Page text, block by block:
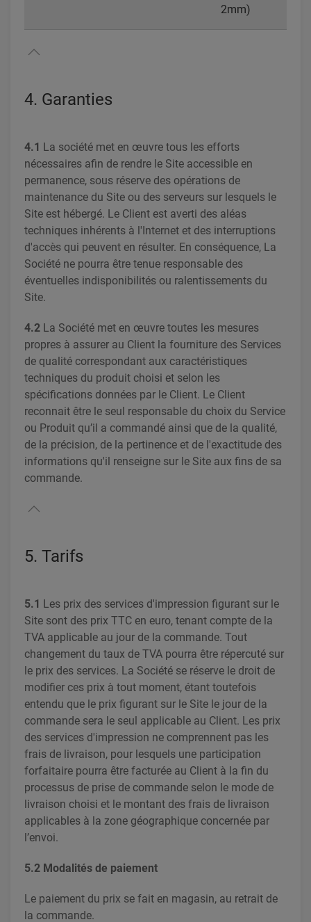
2mm)
4. Garanties
4.1 La société met en œuvre tous les efforts
nécessaires afin de rendre le Site accessible en
permanence, sous réserve des opérations de
maintenance du Site ou des serveurs sur lesquels le
Site est hébergé. Le Client est averti des aléas
techniques inhérents à l'Internet et des interruptions
d'accès qui peuvent en résulter. En conséquence, La
Société ne pourra être tenue responsable des
éventuelles indisponibilités ou ralentissements du
Site.
4.2 La Société met en œuvre toutes les mesures
propres à assurer au Client la fourniture des Services
de qualité correspondant aux caractéristiques
techniques du produit choisi et selon les
spécifications données par le Client. Le Client
reconnait être le seul responsable du choix du Service
ou Produit qu’il a commandé ainsi que de la qualité,
de la précision, de la pertinence et de l'exactitude des
informations qu'il renseigne sur le Site aux fins de sa
commande.
5. Tarifs
5.1 Les prix des services d'impression figurant sur le
Site sont des prix TTC en euro, tenant compte de la
TVA applicable au jour de la commande. Tout
changement du taux de TVA pourra être répercuté sur
le prix des services. La Société se réserve le droit de
modifier ces prix à tout moment, étant toutefois
entendu que le prix figurant sur le Site le jour de la
commande sera le seul applicable au Client. Les prix
des services d'impression ne comprennent pas les
frais de livraison, pour lesquels une participation
forfaitaire pourra être facturée au Client à la fin du
processus de prise de commande selon le mode de
livraison choisi et le montant des frais de livraison
applicables à la zone géographique concernée par
l’envoi.
5.2 Modalités de paiement
Le paiement du prix se fait en magasin, au retrait de
la commande.